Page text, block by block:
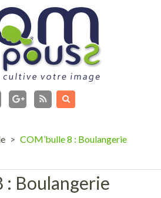
facebook
Flux
> COM’bulle 8 : Boulangerie
: Boulangerie